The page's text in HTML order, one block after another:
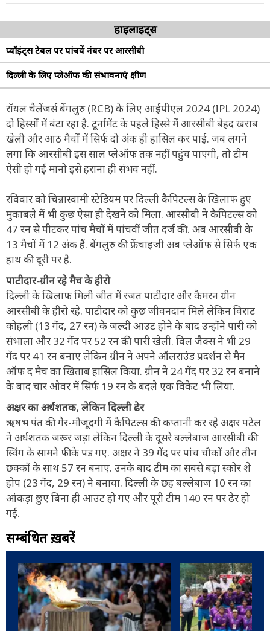
हाइलाइट्स
प्वॉइंट्स टेबल पर पांचवें नंबर पर आरसीबी
दिल्ली के लिए प्लेऑफ की संभावनाएं क्षीण
रॉयल चैलेंजर्स बेंगलुरु (RCB) के लिए आईपीएल 2024 (IPL 2024)
दो हिस्सों में बंटा रहा है. टूर्नामेंट के पहले हिस्से में आरसीबी बेहद खराब
खेली और आठ मैचों में सिर्फ दो अंक ही हासिल कर पाई. जब लगने
लगा कि आरसीबी इस साल प्लेऑफ तक नहीं पहुंच पाएगी, तो टीम
ऐसी हो गई मानो इसे हराना ही संभव नहीं.
रविवार को चिन्नास्वामी स्टेडियम पर दिल्ली कैपिटल्स के खिलाफ हुए
मुकाबले में भी कुछ ऐसा ही देखने को मिला. आरसीबी ने कैपिटल्स को
47 रन से पीटकर पांच मैचों में पांचवीं जीत दर्ज की. अब आरसीबी के
13 मैचों में 12 अंक हैं. बेंगलुरु की फ्रेंचाइजी अब प्लेऑफ से सिर्फ एक
हाथ की दूरी पर है.
पाटीदार-ग्रीन रहे मैच के हीरो
दिल्ली के खिलाफ मिली जीत में रजत पाटीदार और कैमरन ग्रीन
आरसीबी के हीरो रहे. पाटीदार को कुछ जीवनदान मिले लेकिन विराट
कोहली (13 गेंद, 27 रन) के जल्दी आउट होने के बाद उन्होंने पारी को
संभाला और 32 गेंद पर 52 रन की पारी खेली. विल जैक्स ने भी 29
गेंद पर 41 रन बनाए लेकिन ग्रीन ने अपने ऑलराउंड प्रदर्शन से मैन
ऑफ द मैच का खिताब हासिल किया. ग्रीन ने 24 गेंद पर 32 रन बनाने
के बाद चार ओवर में सिर्फ 19 रन के बदले एक विकेट भी लिया.
अक्षर का अर्धशतक, लेकिन दिल्ली ढेर
ऋषभ पंत की गैर-मौजूदगी में कैपिटल्स की कप्तानी कर रहे अक्षर पटेल
ने अर्धशतक जरूर जड़ा लेकिन दिल्ली के दूसरे बल्लेबाज आरसीबी की
स्विंग के सामने फीके पड़ गए. अक्षर ने 39 गेंद पर पांच चौकों और तीन
छक्कों के साथ 57 रन बनाए. उनके बाद टीम का सबसे बड़ा स्कोर शे
होप (23 गेंद, 29 रन) ने बनाया. दिल्ली के छह बल्लेबाज 10 रन का
आंकड़ा छुए बिना ही आउट हो गए और पूरी टीम 140 रन पर ढेर हो
गई.
सम्बंधित ख़बरें